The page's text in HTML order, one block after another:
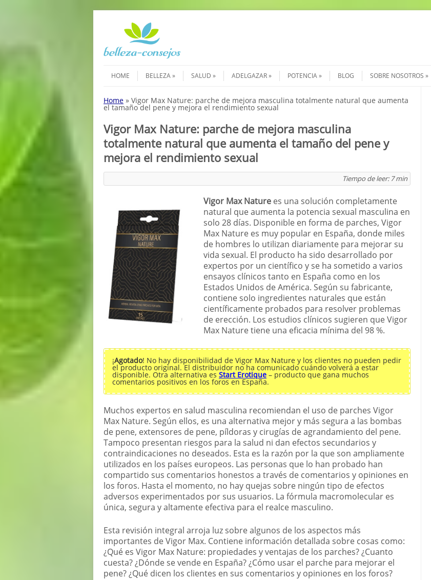
Menú
HOME
BELLEZA SALUD ADELGAZAR POTENCIA BLOG SOBRE NOSOTROS
Home » Vigor Max Nature: parche de mejora masculina totalmente natural que aumenta
el tamaño del pene y mejora el rendimiento sexual
Vigor Max Nature: parche de mejora masculina
totalmente natural que aumenta el tamaño del pene y
mejora el rendimiento sexual
Tiempo de leer: 7 min
Vigor Max Nature es una solución completamente
natural que aumenta la potencia sexual masculina en
solo 28 días. Disponible en forma de parches, Vigor
Max Nature es muy popular en España, donde miles
de hombres lo utilizan diariamente para mejorar su
vida sexual. El producto ha sido desarrollado por
expertos por un científico y se ha sometido a varios
ensayos clínicos tanto en España como en los
Estados Unidos de América. Según su fabricante,
contiene solo ingredientes naturales que están
científicamente probados para resolver problemas
de erección. Los estudios clínicos sugieren que Vigor
Max Nature tiene una eficacia mínima del 98 %.
¡Agotado! No hay disponibilidad de Vigor Max Nature y los clientes no pueden pedir
el producto original. El distribuidor no ha comunicado cuándo volverá a estar
disponible. Otra alternativa es Start Erotique – producto que gana muchos
comentarios positivos en los foros en España.
Muchos expertos en salud masculina recomiendan el uso de parches Vigor
Max Nature. Según ellos, es una alternativa mejor y más segura a las bombas
de pene, extensores de pene, píldoras y cirugías de agrandamiento del pene.
Tampoco presentan riesgos para la salud ni dan efectos secundarios y
contraindicaciones no deseados. Esta es la razón por la que son ampliamente
utilizados en los países europeos. Las personas que lo han probado han
compartido sus comentarios honestos a través de comentarios y opiniones en
los foros. Hasta el momento, no hay quejas sobre ningún tipo de efectos
adversos experimentados por sus usuarios. La fórmula macromolecular es
única, segura y altamente efectiva para el realce masculino.
Esta revisión integral arroja luz sobre algunos de los aspectos más
importantes de Vigor Max. Contiene información detallada sobre cosas como:
¿Qué es Vigor Max Nature: propiedades y ventajas de los parches? ¿Cuanto
cuesta? ¿Dónde se vende en España? ¿Cómo usar el parche para mejorar el
pene? ¿Qué dicen los clientes en sus comentarios y opiniones en los foros?